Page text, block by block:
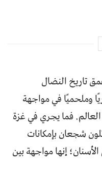
تاريخ النضال
وملحميًا في مواجهة
فما يجري في غزة
شجعان بإمكانات
إنها مواجهة بين